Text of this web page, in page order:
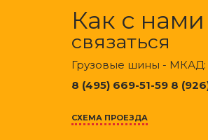
Как с нами
связаться
Грузовые шины - МКАД:
8 (495) 669-51-59 8
СХЕМА ПРОЕЗДА